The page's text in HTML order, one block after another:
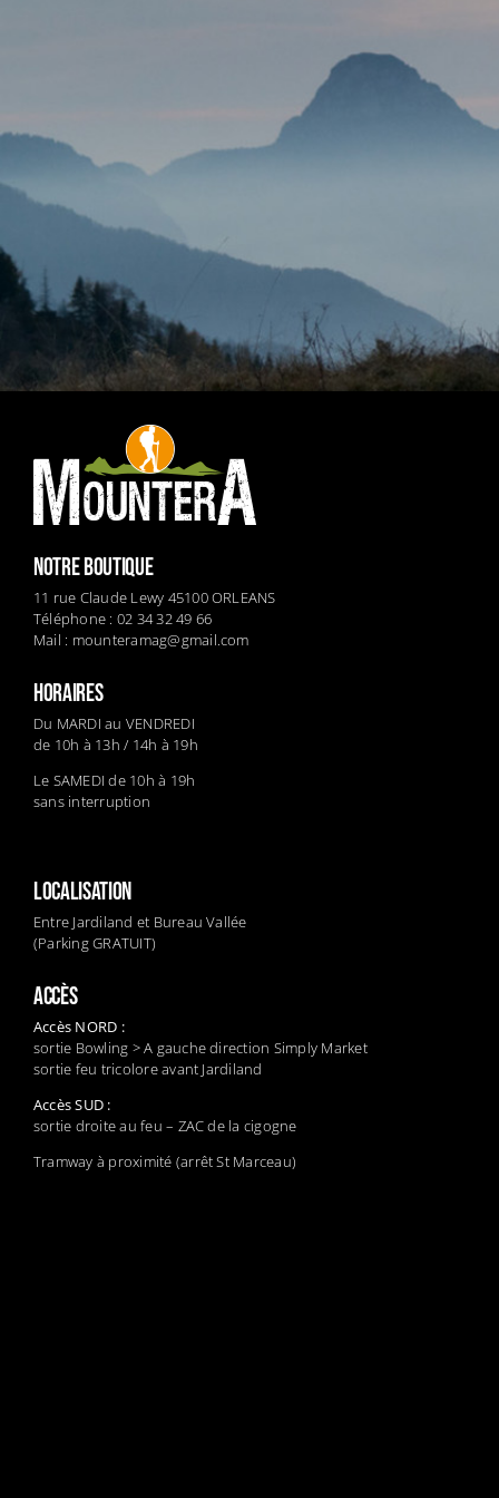
NOTRE BOUTIQUE
11 rue Claude Lewy 45100 ORLEANS
Téléphone : 02 34 32 49 66
Mail : mounteramag@gmail.com
HORAIRES
Du MARDI au VENDREDI
de 10h à 13h / 14h à 19h
Le SAMEDI de 10h à 19h
sans interruption
LOCALISATION
Entre Jardiland et Bureau Vallée
(Parking GRATUIT)
ACCÈS
Accès NORD :
sortie Bowling > A gauche direction Simply Market
sortie feu tricolore avant Jardiland
Accès SUD :
sortie droite au feu – ZAC de la cigogne
Tramway à proximité (arrêt St Marceau)